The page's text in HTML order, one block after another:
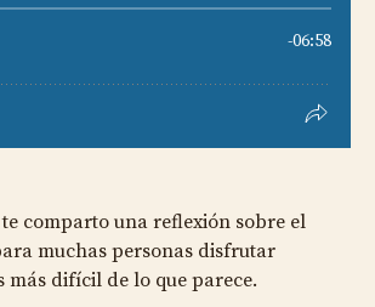
comparto una reflexión sobre el
muchas personas disfrutar
más difícil de lo que parece.